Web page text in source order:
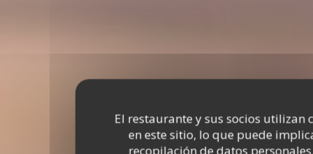
El restaurante y sus socios utilizan
en este sitio, lo que puede
recopilación de datos